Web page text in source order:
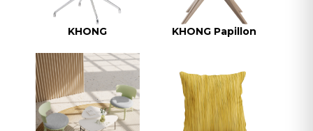
KHONG KHONG Papillon